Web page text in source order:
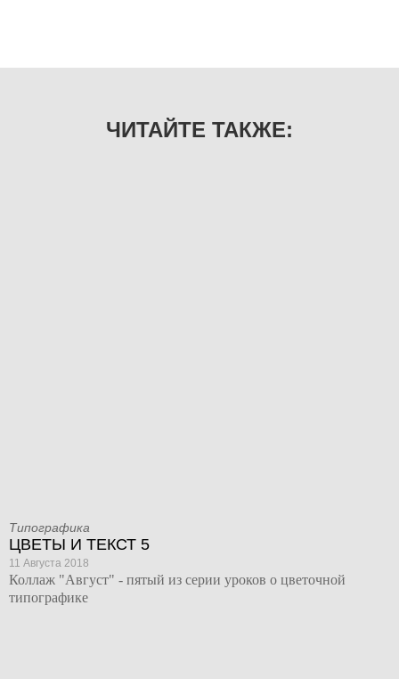
ЧИТАЙТЕ ТАКЖЕ:
Типографика
ЦВЕТЫ И ТЕКСТ 5
11 Августа 2018
Коллаж "Август" - пятый из серии уроков о цветочной
типографике